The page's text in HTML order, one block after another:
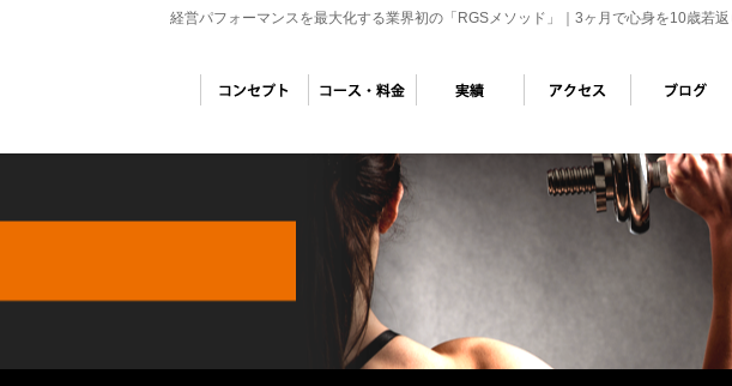
経営パフォーマンスを最大化する業界初の「RGSメソッド」｜3ヶ月で心身を10歳若